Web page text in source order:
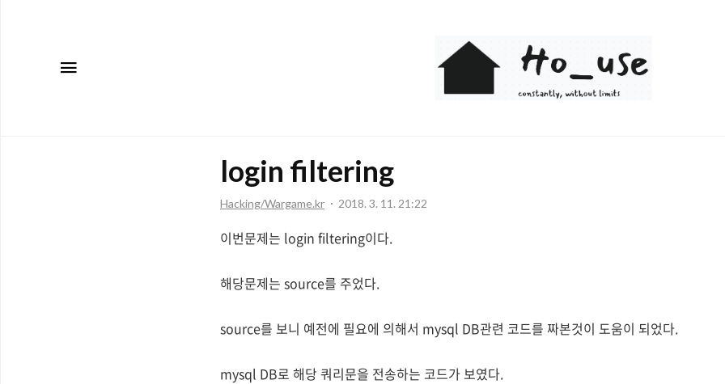
Ho_use
login filtering
Hacking/Wargame.kr 2018. 3. 11. 21:22
이번문제는 login filtering이다.
해당문제는 source를 주었다.
source를 보니 예전에 필요에 의해서 mysql DB관련 코드를 짜본것이 도움이 되었다.
mysql DB로 해당 쿼리문을 전송하는 코드가 보였다.